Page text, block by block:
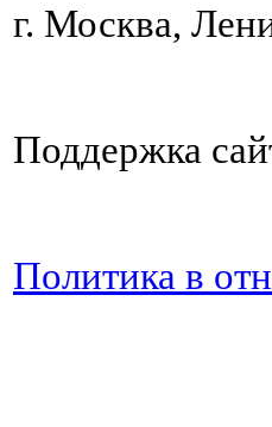
г. Москва,
Поддержка
Политика в